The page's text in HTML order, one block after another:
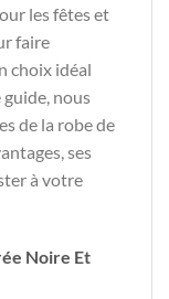
les fêtes et
faire
choix idéal
guide, nous
de la robe de
ses
à votre
Noire Et